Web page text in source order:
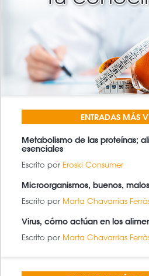
ENTRADAS MÁS
Metabolismo de las proteínas;
esenciales
Escrito por Eroski Consumer
Microorganismos, buenos,
Escrito por Marta Chavarrías
Virus, cómo actúan en los
Escrito por Marta Chavarrías